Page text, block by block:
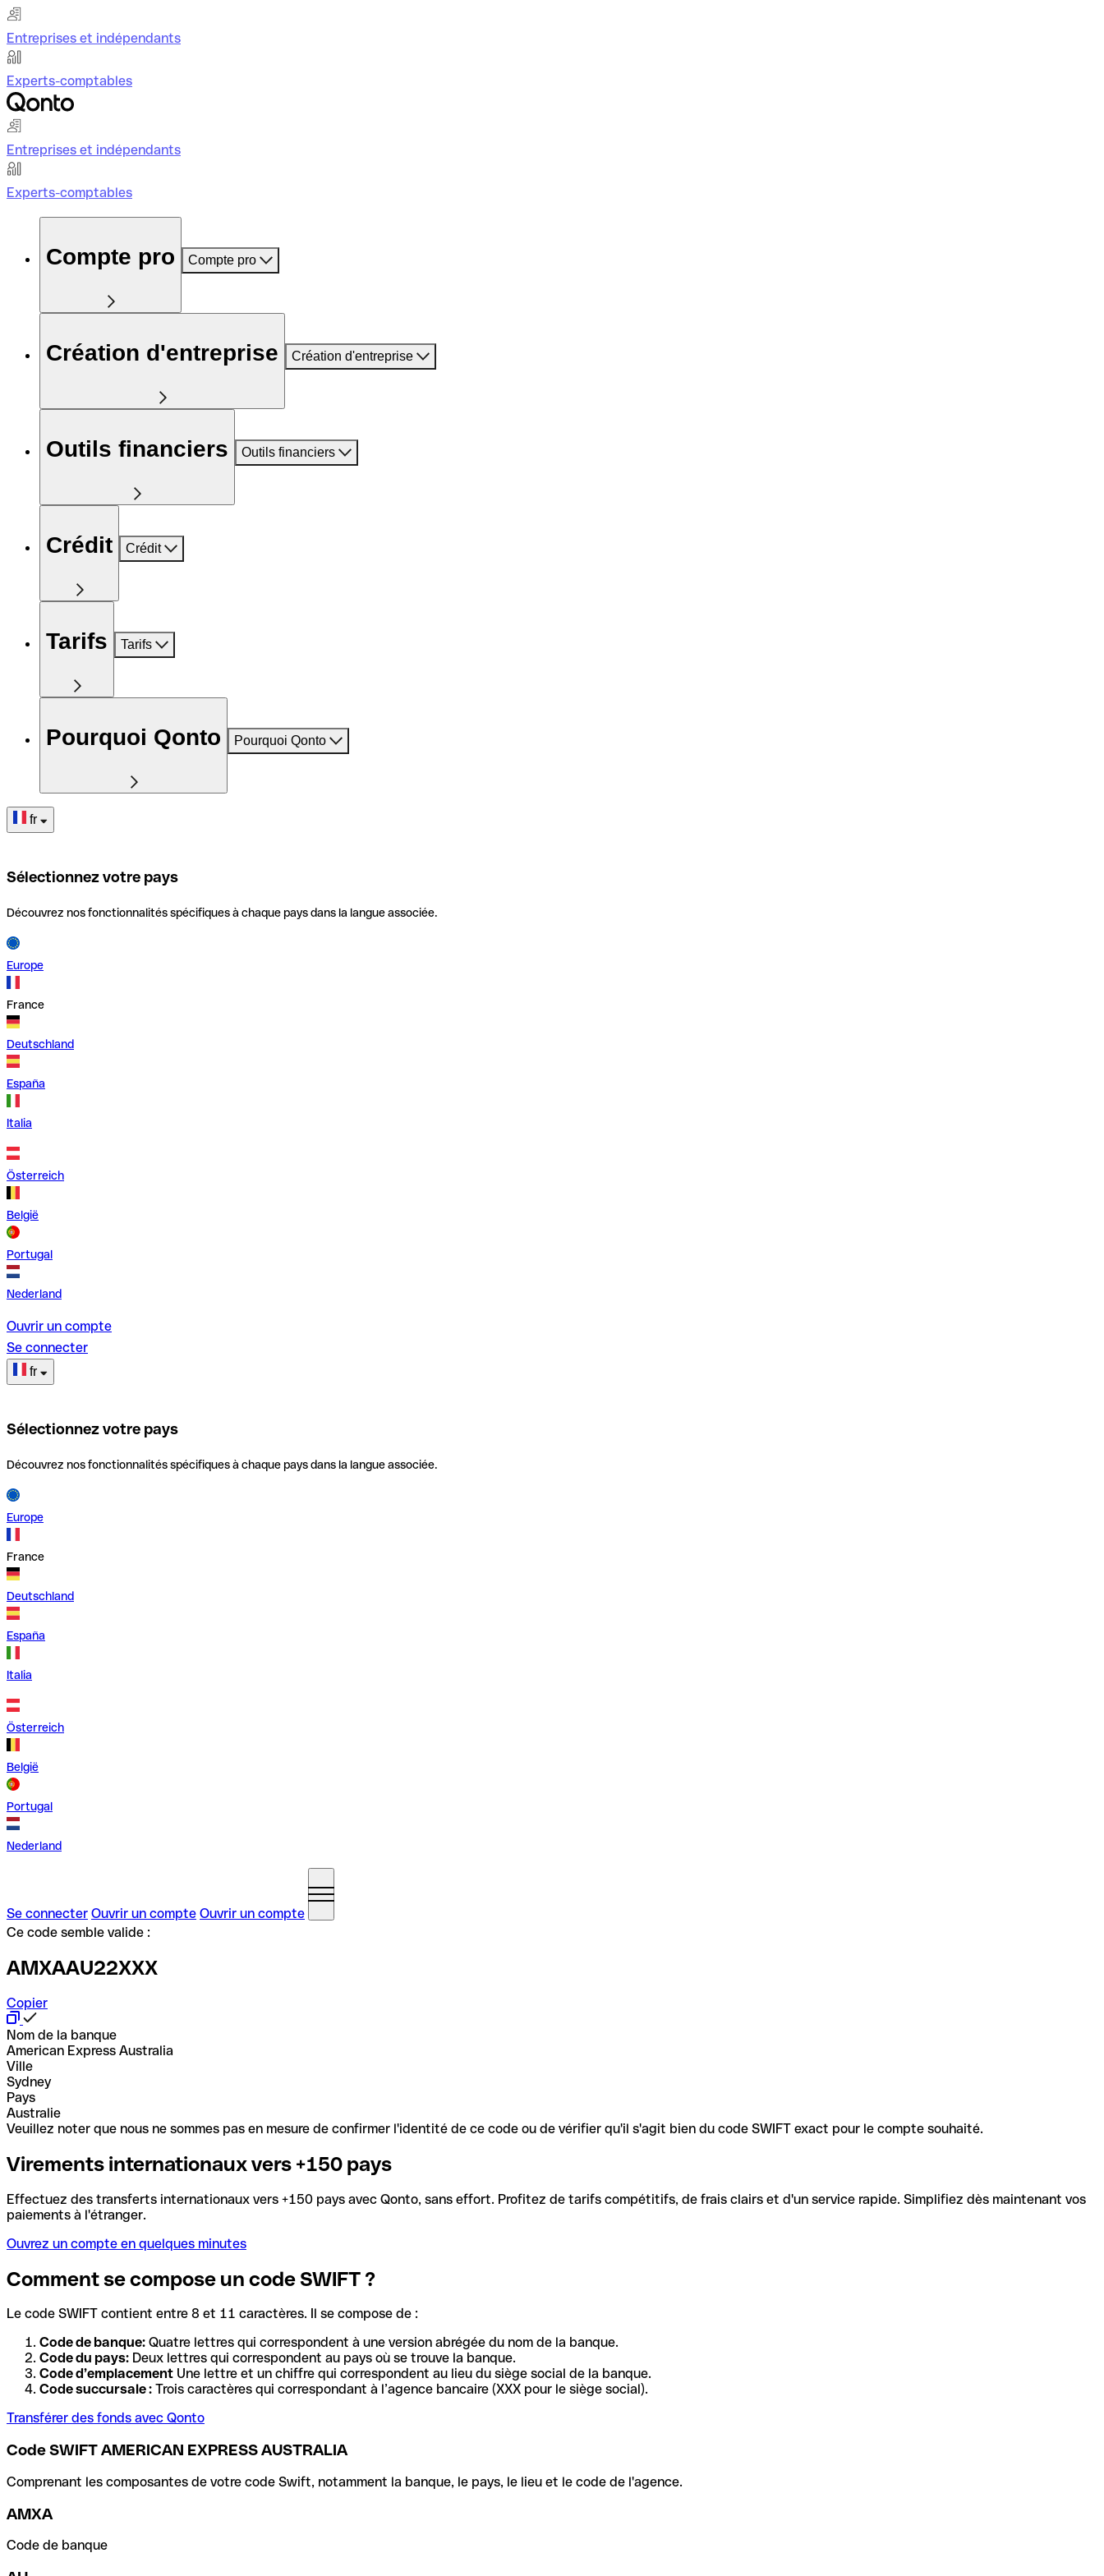
Entreprises et indépendants
Experts-comptables
Entreprises et indépendants
Experts-comptables
Compte pro Compte pro
Création d'entreprise Création d'entreprise
Outils financiers Outils financiers
Crédit Crédit
Tarifs Tarifs
Pourquoi Qonto Pourquoi Qonto
fr
Sélectionnez votre pays
Découvrez nos fonctionnalités spécifiques à chaque pays dans la langue associée.
Europe
France
Deutschland
España
Italia
Österreich
België
Portugal
Nederland
Ouvrir un compte
Se connecter
fr
Sélectionnez votre pays
Découvrez nos fonctionnalités spécifiques à chaque pays dans la langue associée.
Europe
France
Deutschland
España
Italia
Österreich
België
Portugal
Nederland
Se connecter Ouvrir un compte Ouvrir un compte
Ce code semble valide :
AMXAAU22XXX
Copier
Nom de la banque
American Express Australia
Ville
Sydney
Pays
Australie
Veuillez noter que nous ne sommes pas en mesure de confirmer l'identité de ce code ou de vérifier qu'il s'agit bien du code SWIFT exact pour le compte souhaité.
Virements internationaux vers +150 pays
Effectuez des transferts internationaux vers +150 pays avec Qonto, sans effort. Profitez de tarifs compétitifs, de frais clairs et d'un service rapide. Simplifiez dès maintenant vos
paiements à l'étranger.
Ouvrez un compte en quelques minutes
Comment se compose un code SWIFT ?
Le code SWIFT contient entre 8 et 11 caractères. Il se compose de :
Code de banque: Quatre lettres qui correspondent à une version abrégée du nom de la banque.
Code du pays: Deux lettres qui correspondent au pays où se trouve la banque.
Code d’emplacement Une lettre et un chiffre qui correspondent au lieu du siège social de la banque.
Code succursale : Trois caractères qui correspondant à l’agence bancaire (XXX pour le siège social).
Transférer des fonds avec Qonto
Code SWIFT AMERICAN EXPRESS AUSTRALIA
Comprenant les composantes de votre code Swift, notamment la banque, le pays, le lieu et le code de l'agence.
AMXA
Code de banque